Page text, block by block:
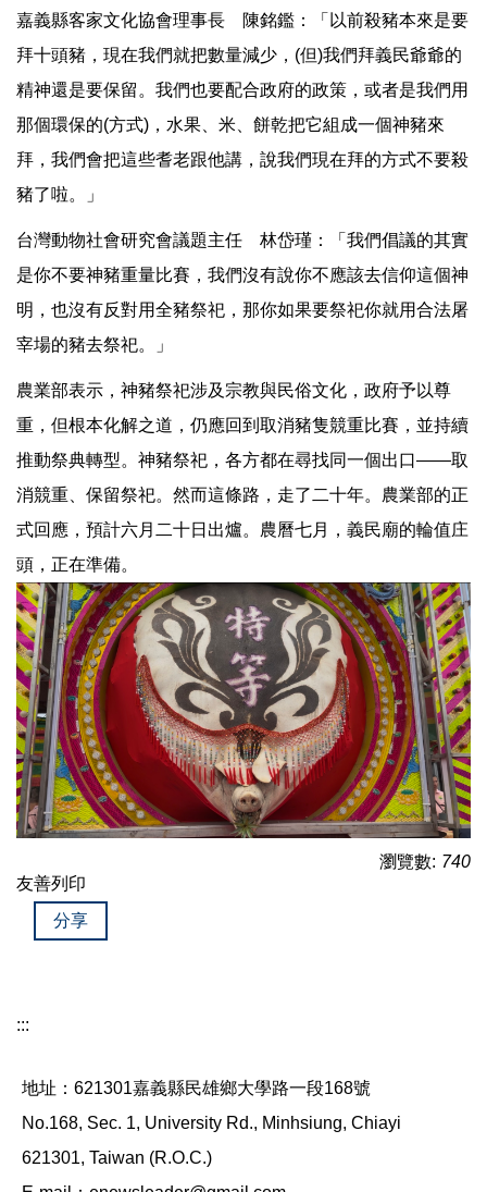
嘉義縣客家文化協會理事長 陳銘鑑：「以前殺豬本來是要
拜十頭豬，現在我們就把數量減少，(但)我們拜義民爺爺的
精神還是要保留。我們也要配合政府的政策，或者是我們用
那個環保的(方式)，水果、米、餅乾把它組成一個神豬來
拜，我們會把這些耆老跟他講，說我們現在拜的方式不要殺
豬了啦。」
台灣動物社會研究會議題主任 林岱瑾：「我們倡議的其實
是你不要神豬重量比賽，我們沒有說你不應該去信仰這個神
明，也沒有反對用全豬祭祀，那你如果要祭祀你就用合法屠
宰場的豬去祭祀。」
農業部表示，神豬祭祀涉及宗教與民俗文化，政府予以尊
重，但根本化解之道，仍應回到取消豬隻競重比賽，並持續
推動祭典轉型。神豬祭祀，各方都在尋找同一個出口——取
消競重、保留祭祀。然而這條路，走了二十年。農業部的正
式回應，預計六月二十日出爐。農曆七月，義民廟的輪值庄
頭，正在準備。
瀏覽數: 740
友善列印
分享
:::
地址：621301嘉義縣民雄鄉大學路一段168號
No.168, Sec. 1, University Rd., Minhsiung, Chiayi
621301, Taiwan (R.O.C.)